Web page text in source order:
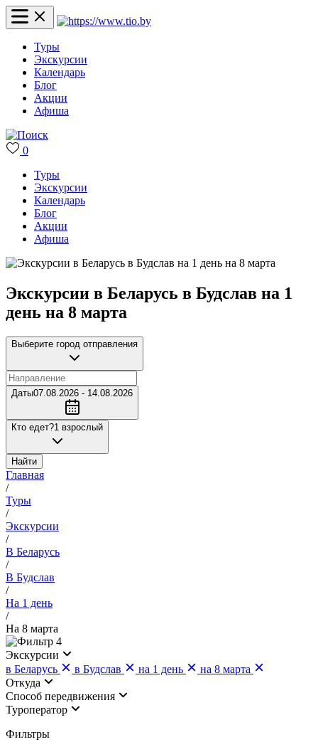
Туры
Экскурсии
Календарь
Блог
Акции
Афиша
0
Туры
Экскурсии
Календарь
Блог
Акции
Афиша
Экскурсии в Беларусь в Будслав на 1
день на 8 марта
Выберите город отправления
Даты07.08.2026 - 14.08.2026
Кто едет?1 взрослый
Найти
Главная
/
Туры
/
Экскурсии
/
В Беларусь
/
В Будслав
/
На 1 день
/
На 8 марта
4
Экскурсии
в Беларусь
в Будслав на 1 день
на 8 марта
Откуда
Cпособ передвижения
Туроператор
Фильтры